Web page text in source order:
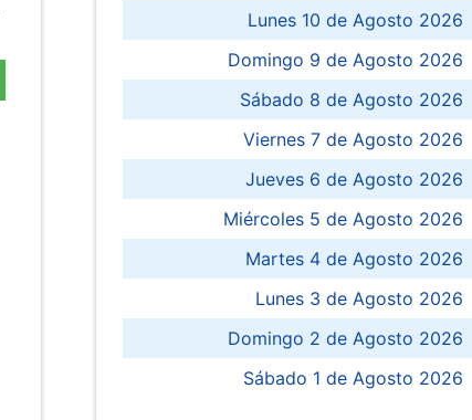
Lunes 10 de Agosto 2026
Domingo 9 de Agosto 2026
Sábado 8 de Agosto 2026
Viernes 7 de Agosto 2026
Jueves 6 de Agosto 2026
Miércoles 5 de Agosto 2026
Martes 4 de Agosto 2026
Lunes 3 de Agosto 2026
Domingo 2 de Agosto 2026
Sábado 1 de Agosto 2026